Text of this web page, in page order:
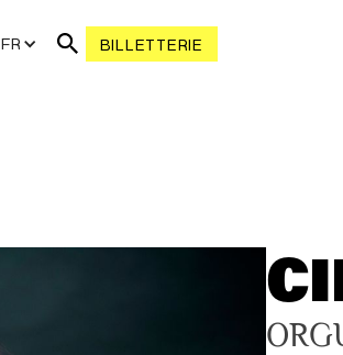
FR BILLETTERIE